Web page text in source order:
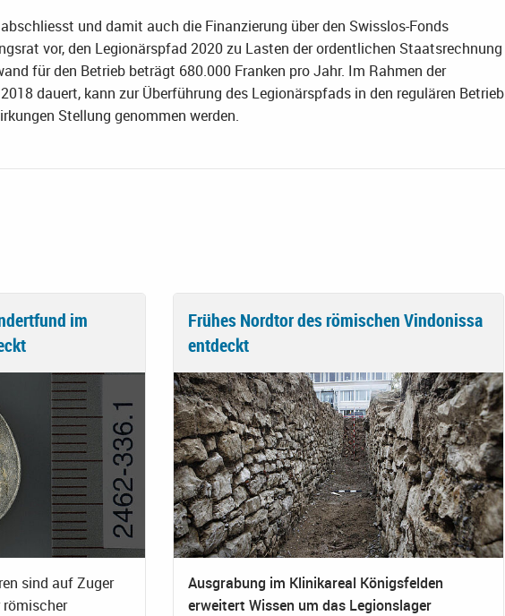
und damit auch die Finanzierung über den Swisslos-Fonds
vor, den Legionärspfad 2020 zu Lasten der ordentlichen Staatsrechnung
für den Betrieb beträgt 680.000 Franken pro Jahr. Im Rahmen der
dauert, kann zur Überführung des Legionärspfads in den regulären Betrieb
Stellung genommen werden.
im
sind auf Zuger
römischer
Frühes Nordtor des römischen Vindonissa
entdeckt
Ausgrabung im Klinikareal Königsfelden
erweitert Wissen um das Legionslager